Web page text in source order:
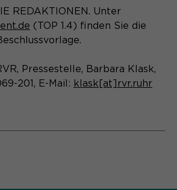
REDAKTIONEN. Unter
(TOP 1.4) finden Sie die
Pressestelle, Barbara Klask,
201, E-Mail: klask[at]rvr.ruhr